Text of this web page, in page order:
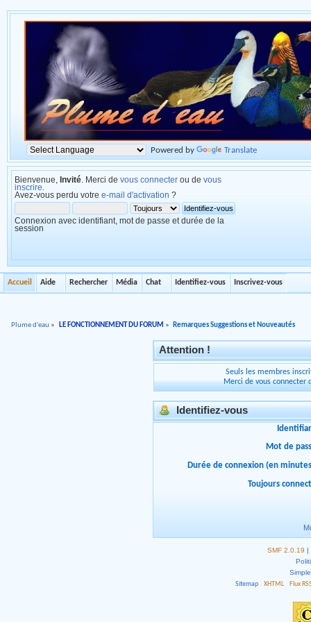
Powered by Translate
Bienvenue, Invité . Merci de vous connecter ou de vous
inscrire
Avez-vous perdu votre e-mail d'activation ?
Connexion avec identifiant, mot de passe et durée de la
session
Accueil Aide Rechercher Média Chat Identifiez-vous Inscrivez-vous
Plume d'eau » LE FONCTIONNEMENT DU FORUM » Remarques Suggestions et Nouveautés
Attention !
Seuls les membres
Merci de vous connecter
Identifiez-vous
Mot de
Durée de connexion (en
Toujours
SMF 2.0.19 |
Sitemap
XHTML Flux